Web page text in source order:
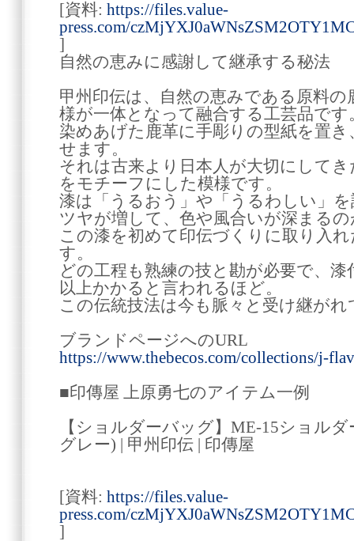
[資料: https://files.value-
press.com/
]
自然の恵みに感謝して継承する秘法
甲州印伝は、自然の恵みである原料
様が一体となって融合する工芸品です
染めあげた鹿革に手彫りの型紙を置
せます。
それは古来より日本人が大切にして
をモチーフにした模様です。
漆は「うるおう」や「うるわしい」
ツヤが増して、色や風合いが深まるの
この漆を初めて印伝づくりに取り入
す。
どの工程も熟練の技と勘が必要で、
以上かかると言われるほど。
この伝統技法は今も脈々と受け継がれ
ブランドページへのURL
https://www.thebecos.com/collections/j-
■印傳屋 上原勇七のアイテム一例
【ショルダーバッグ】ME-15ショル
グレー) | 甲州印伝 | 印傳屋
[資料: https://files.value-
press.com/
]